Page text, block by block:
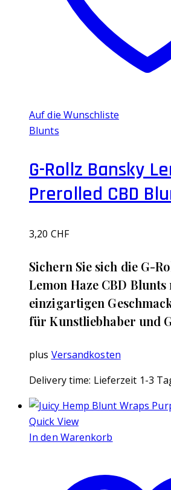
Auf die Wunschliste
Blunts
G-Rollz Bansky
Prerolled CBD
3,20 CHF
Sichern Sie sich die G-
Lemon Haze CBD
einzigartigen
für Kunstliebhaber und
plus Versandkosten
Delivery time: Lieferzeit 1-3
Quick View
In den Warenkorb